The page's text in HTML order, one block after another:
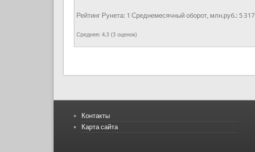
Рейтинг Рунета: 1 Среднемесячный оборот, млн.руб.: 5 317
Средняя: 4.3 (3 оценок)
Контакты
Карта сайта